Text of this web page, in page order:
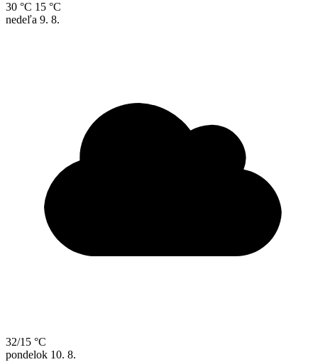
30 °C 15 °C
nedeľa 9. 8.
32/15 °C
pondelok 10. 8.